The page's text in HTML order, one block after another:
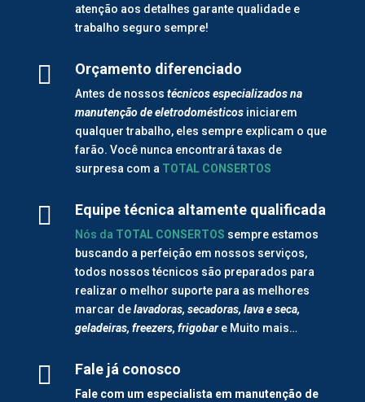
atenção aos detalhes garante qualidade e
trabalho seguro sempre!
 Orçamento diferenciado
Antes de nossos técnicos especializados na
manutenção deeletrodomésticosiniciarem
qualquer trabalho, eles sempre explicam o que
farão. Você nunca encontrará taxas de
surpresa com a TOTAL CONSERTOS
 Equipe técnica altamente qualificada
Nós da TOTAL CONSERTOS sempre estamos
buscando a perfeição em nossos serviços,
todos nossos técnicos são preparados para
realizar o melhor suporte para as melhores
marcar delavadoras, secadoras, lava e seca,
geladeiras, freezers, frigobare Muito mais…
 Fale já conosco
Fale com um especialista em manutenção de